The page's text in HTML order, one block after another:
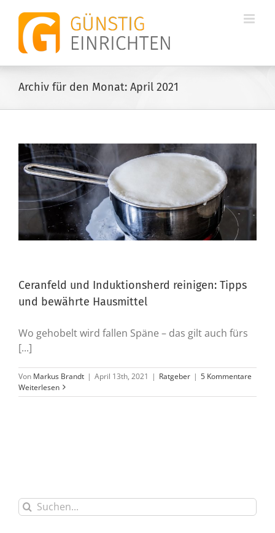
Inhalt
springen
Archiv für den Monat: April 2021
Ceranfeld und Induktionsherd reinigen: Tipps
und bewährte Hausmittel
Wo gehobelt wird fallen Späne – das gilt auch fürs
[...]
Von Markus Brandt | April 13th, 2021 | Ratgeber | 5 Kommentare
Weiterlesen
Suche
nach: